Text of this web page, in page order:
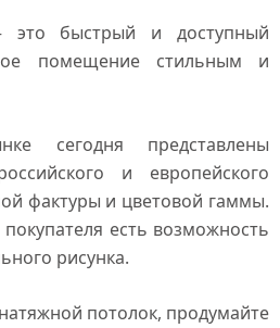
это быстрый и доступный
помещение стильным и
сегодня представлены
и европейского
фактуры и цветовой гаммы.
есть возможность
рисунка.
потолок, продумайте